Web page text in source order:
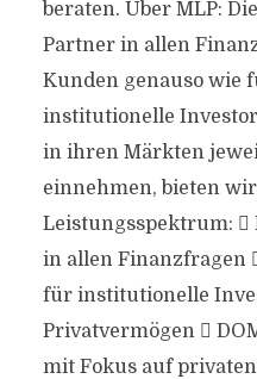
beraten. Über MLP:
Partner in allen
Kunden genauso wie
institutionelle
in ihren Märkten
einnehmen, bieten
Leistungsspektrum: 
in allen Finanzfragen
für institutionelle
Privatvermögen 
mit Fokus auf